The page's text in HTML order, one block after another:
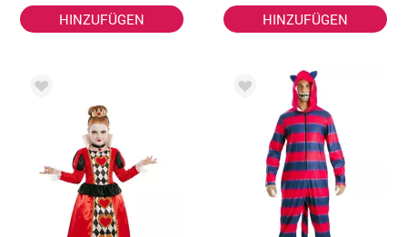
HINZUFÜGEN HINZUFÜGEN